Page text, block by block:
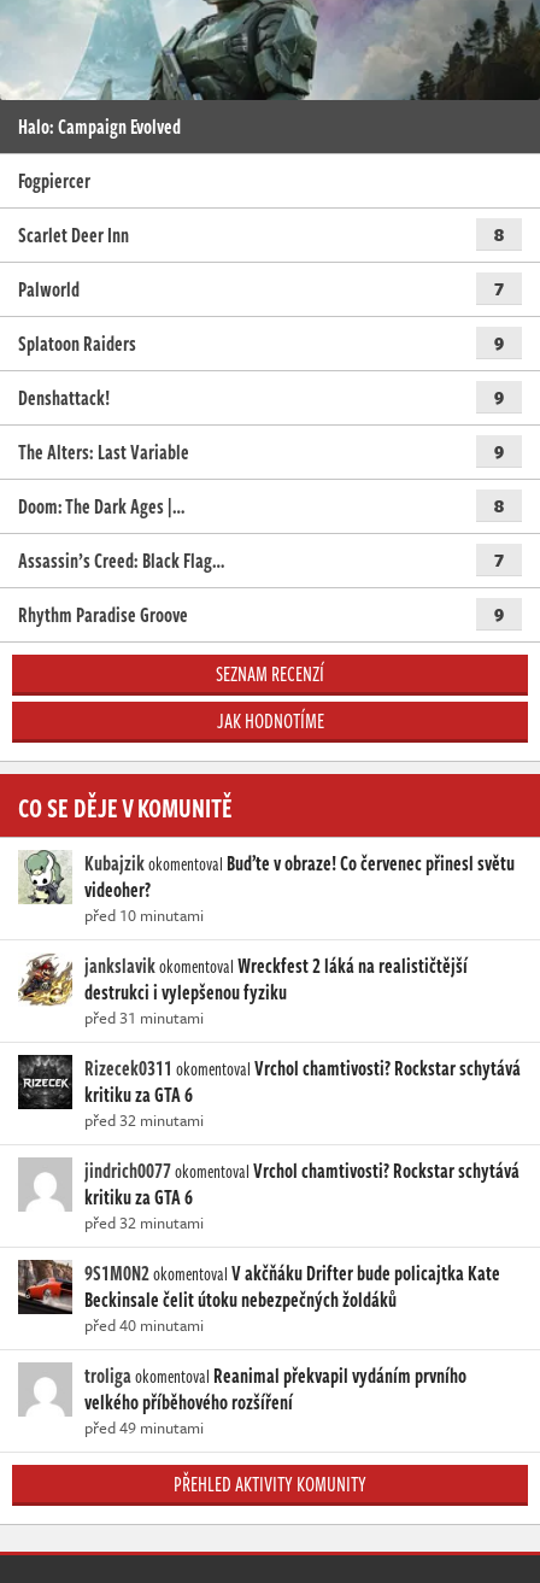
Halo: Campaign Evolved
Fogpiercer
Scarlet Deer Inn
8
Palworld 7
Splatoon Raiders 9
Denshattack! 9
The Alters: Last Variable 9
Doom: The Dark Ages |… 8
Assassin’s Creed: Black Flag… 7
Rhythm Paradise Groove 9
SEZNAM RECENZÍ
JAK HODNOTÍME
CO SE DĚJE V KOMUNITĚ
Kubajzikokomentoval Buďte v obraze! Co červenec přinesl světu
videoher?
před 10 minutami
jankslavikokomentovalWreckfest 2 láká na realističtější
destrukci i vylepšenou fyziku
před 31 minutami
Rizecek0311 okomentovalVrchol chamtivosti? Rockstar schytává
kritiku za GTA 6
před 32 minutami
jindrich0077okomentovalVrchol chamtivosti? Rockstar schytává
kritiku za GTA 6
před 32 minutami
9S1M0N2okomentovalV akčňáku Drifter bude policajtka Kate
Beckinsale čelit útoku nebezpečných žoldáků
před 40 minutami
troligaokomentoval Reanimal překvapil vydáním prvního
velkého příběhového rozšíření
před 49 minutami
PŘEHLED AKTIVITY KOMUNITY